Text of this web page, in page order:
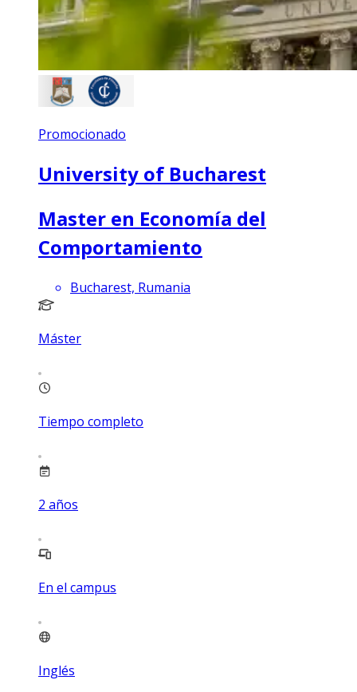
Promocionado
University of Bucharest
Master en Economía del
Comportamiento
Bucharest, Rumania
Máster
Tiempo completo
2 años
En el campus
Inglés